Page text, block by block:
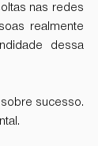
nas redes
realmente
dessa
sucesso.